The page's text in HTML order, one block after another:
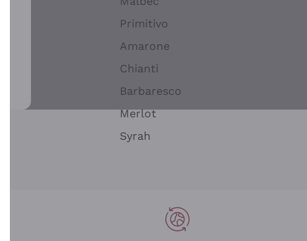
Primitivo
Amarone
Chianti
Barbaresco
Merlot
Syrah